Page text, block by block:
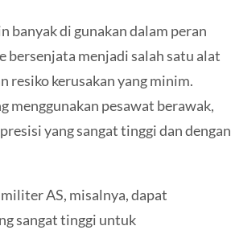
banyak di gunakan dalam peran
bersenjata menjadi salah satu alat
resiko kerusakan yang minim.
menggunakan pesawat berawak,
yang sangat tinggi dan dengan
AS, misalnya, dapat
sangat tinggi untuk